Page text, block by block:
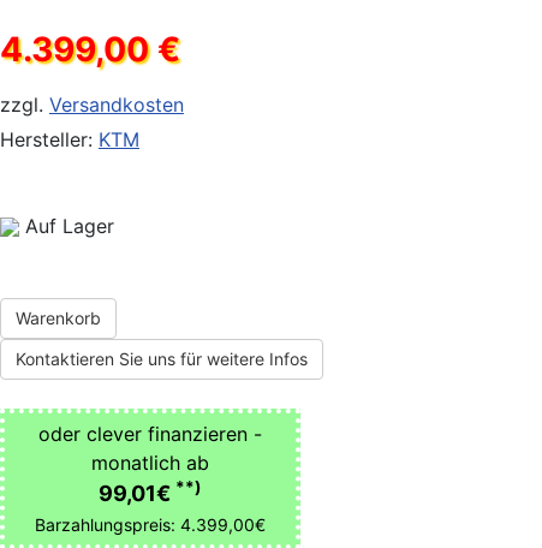
4.399,00 €
zzgl. Versandkosten
Hersteller: KTM
Auf Lager
Warenkorb
Kontaktieren Sie uns für weitere Infos
oder clever finanzieren -
monatlich ab
99,01€ **)
Barzahlungspreis: 4.399,00€